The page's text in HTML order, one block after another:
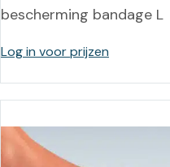
bescherming bandage L
Log in voor prijzen